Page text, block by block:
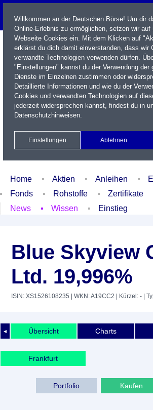
Name / WKN / ISIN / Kürzel
Xetra Realtime
Watchlist Portfolio
Home Aktien Anleihen
Fonds
Rohstoffe Zertifikate
News
Wissen Einstieg
Blue Skyview
Ltd. 19,996%
ISIN: XS1526108235 | WKN: A19CC2 | Kürzel: - |
◄ Übersicht Charts
Frankfurt
Kaufen
Portfolio
Willkommen an der Deutschen Börse! Um dir
Online-Erlebnis zu ermöglichen, setzen wir auf
Webseite Cookies ein. Mit dem Klicken auf
erklärst du dich damit einverstanden, dass wir
verwandte Technologien verwenden dürfen.
"Einstellungen" kannst du der Verwendung der
Dienste im Einzelnen zustimmen oder
Detaillierte Informationen und wie du der
Cookies und verwandten Technologien auf
jederzeit widersprechen kannst, findest du in
Datenschutzhinweisen.
Einstellungen Ablehnen